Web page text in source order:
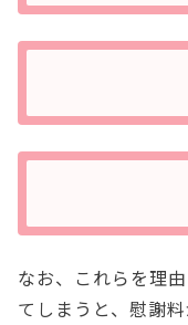
なお、これらを理
てしまうと、慰謝